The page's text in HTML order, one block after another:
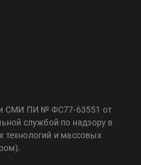
СМИ ПИ № ФС77-63551 от
службой по надзору в
технологий и массовых